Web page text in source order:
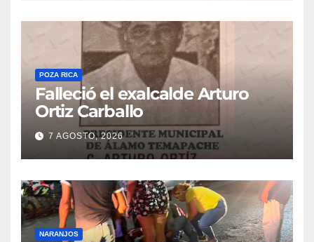
POZA RICA
Falleció el exalcalde Arturo
Ortiz Carballo
7 AGOSTO, 2026
NARANJOS